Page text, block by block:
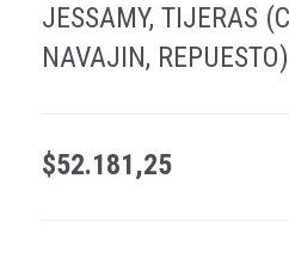
JESSAMY, TIJERAS
NAVAJIN,
$52.181,25